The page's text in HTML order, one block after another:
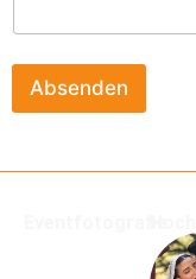
Absenden